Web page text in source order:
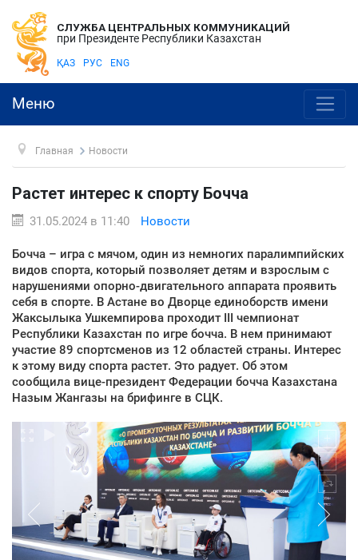
СЛУЖБА ЦЕНТРАЛЬНЫХ КОММУНИКАЦИЙ
при Президенте Республики Казахстан
ҚАЗ РУС ENG
Меню
Главная Новости
Растет интерес к спорту Бочча
31.05.2024 в 11:40 Новости
Бочча – игра с мячом, один из немногих паралимпийских
видов спорта, который позволяет детям и взрослым с
нарушениями опорно-двигательного аппарата проявить
себя в спорте. В Астане во Дворце единоборств имени
Жаксылыка Ушкемпирова проходит III чемпионат
Республики Казахстан по игре бочча. В нем принимают
участие 89 спортсменов из 12 областей страны. Интерес
к этому виду спорта растет. Это радует. Об этом
сообщила вице-президент Федерации бочча Казахстана
Назым Жангазы на брифинге в СЦК.